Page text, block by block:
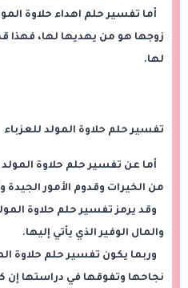
أما تفسير حلم اهداء حلاوة
زوجها هو من يهديها لها، فهذا
لها.
تفسير حلم حلاوة المولد للعزباء
أما عن تفسير حلم حلاوة المولد
من الخيرات وقدوم الأمور الجيدة
وقد يرمز تفسير حلم حلاوة
والمال الوفير الذي يأتي إليها.
وربما يكون تفسير حلم حلاوة
نجاحها وتفوقها في دراستها إن